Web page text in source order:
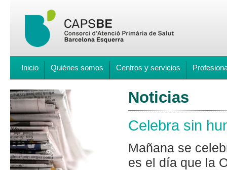
Inicio Quiénes somos Centros y servicios
Noticias
Celebra sin
Mañana se
es el día que la